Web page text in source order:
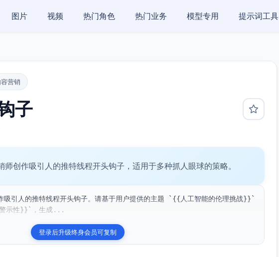
图片 视频 热门角色 热门业务 模型专用 提示词工具
营销
子
师创作吸引人的推特线程开头钩子，适用于多种抓人眼球的策略。
吸引人的推特线程开头钩子。请基于用户提供的主题 `{{人工智能的伦理挑战}}`
示性}}`，生成...
登录后升级终身会员可复制